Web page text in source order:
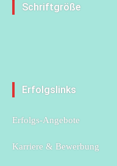
Schriftgröße
Erfolgslinks
Erfolgs-Angebote
Karriere & Bewerbung